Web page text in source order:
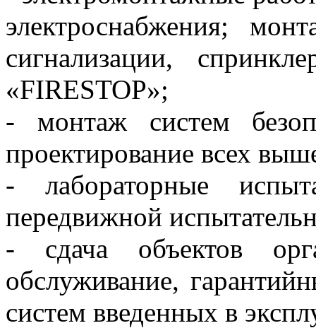
электроснабжения;
сигнализации,
«FIRESTOP»;
- монтаж систем
проектирование всех
- лабораторные
передвижной
- сдача объектов
обслуживание,
систем введенных в